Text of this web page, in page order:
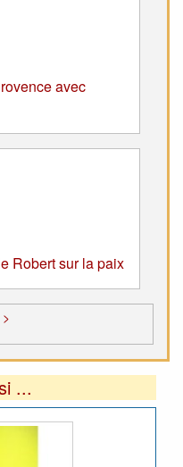
avec
Robert sur la paix
>
...